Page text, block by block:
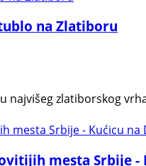
na Zlatiboru
najvišeg zlatiborskog
mesta Srbije -